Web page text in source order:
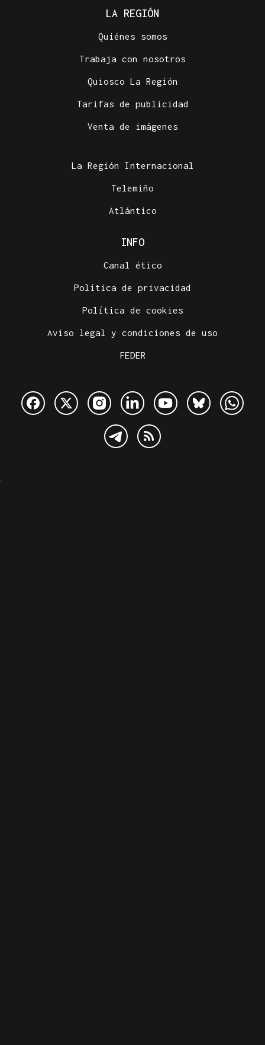
LA REGIÓN
Quiénes somos
Trabaja con nosotros
Quiosco La Región
Tarifas de publicidad
Venta de imágenes
La Región Internacional
Telemiño
Atlántico
INFO
Canal ético
Política de privacidad
Política de cookies
Aviso legal y condiciones de uso
FEDER